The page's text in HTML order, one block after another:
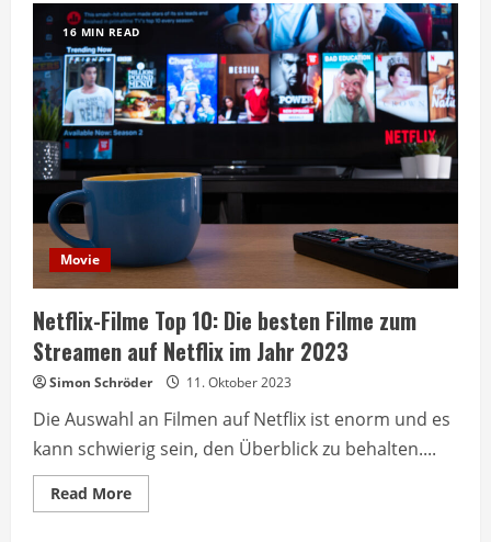
Wars
Filme:
Alles,
was
Sie
über
die
epische
Saga
müssen
16 MIN READ
Movie
Netflix-Filme Top 10: Die besten Filme zum
Streamen auf Netflix im Jahr 2023
Simon Schröder 11. Oktober 2023
Die Auswahl an Filmen auf Netflix ist enorm und es
kann schwierig sein, den Überblick zu behalten....
Read MoreRead
more